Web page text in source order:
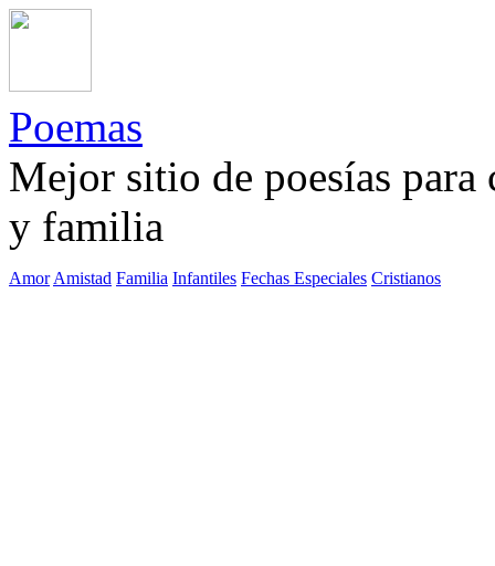
Poemas
Mejor sitio de poesías
y familia
Amor Amistad Familia Infantiles Fechas Especiales Cristianos